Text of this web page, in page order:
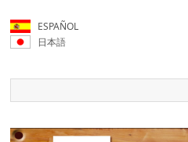
ESPAÑOL
日本語